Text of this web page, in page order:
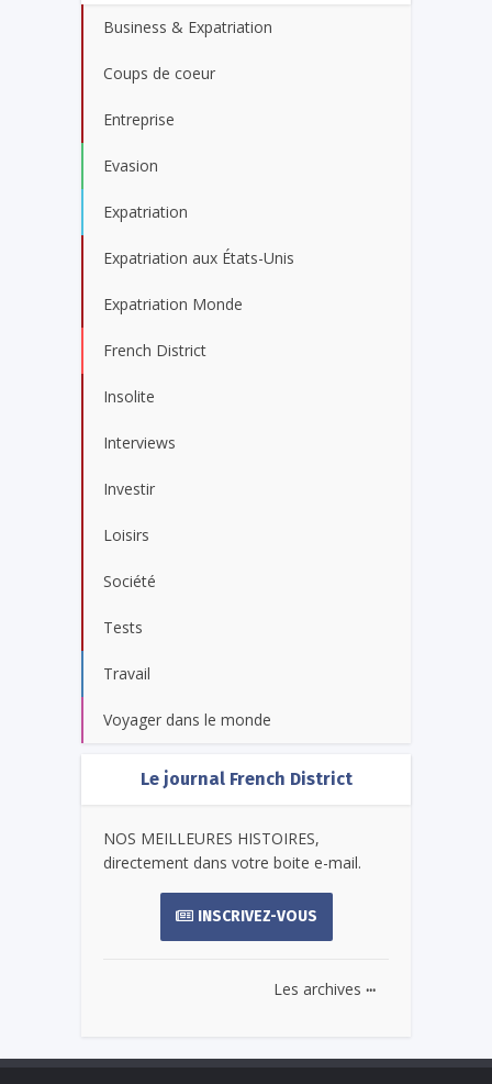
Business & Expatriation
Coups de coeur
Entreprise
Evasion
Expatriation
Expatriation aux États-Unis
Expatriation Monde
French District
Insolite
Interviews
Investir
Loisirs
Société
Tests
Travail
Voyager dans le monde
Le journal French District
NOS MEILLEURES HISTOIRES,
directement dans votre boite e-mail.
INSCRIVEZ-VOUS
Les archives ...